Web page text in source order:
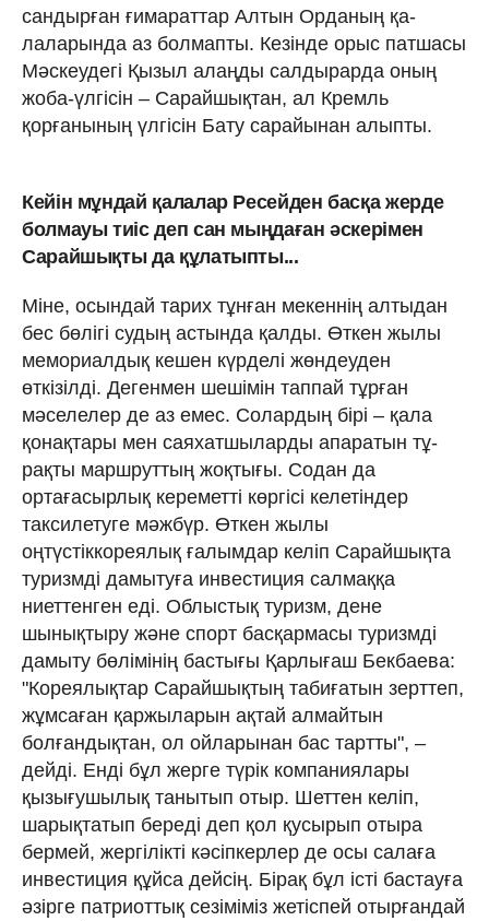
сандырған ғимараттар Алтын Орданың қа­
лаларында аз болмапты. Кезінде орыс патшасы
Мәскеудегі Қызыл алаңды салдырарда оның
жоба-үлгісін – Сарайшықтан, ал Кремль
қорғанының үлгісін Бату сарайынан алыпты.
Ке­йін мұндай қалалар Ресейден бас­қа жерде
болмауы тиіс деп сан мың­да­ған әскерімен
Сарайшықты да құлатып­ты...
Міне, осындай тарих тұнған мекеннің алтыдан
бес бөлігі судың астында қал­ды. Өткен жылы
мемориалдық ке­шен күрделі жөндеуден
өткізілді. Деген­мен шешімін таппай тұрған
мәселелер де аз емес. Солардың бірі – қала
қонақ­та­ры мен саяхатшыларды апаратын тұ­
рақ­ты маршруттың жоқтығы. Содан да
ортағасырлық кереметті көргісі келе­тін­дер
таксилетуге мәжбүр. Өткен жы­лы
оңтүстіккореялық ғалымдар келіп Сарайшықта
туризмді дамытуға ин­вес­тиция салмаққа
ниеттенген еді. Облыс­тық туризм, дене
шынықтыру және спорт басқармасы туризмді
дамыту бө­лі­мінің бастығы Қарлығаш Бекбаева:
"Кореялықтар Сарайшықтың табиғатын зерттеп,
жұмсаған қаржыларын ақтай алмайтын
болғандықтан, ол ойларынан бас тартты", –
дейді. Енді бұл жерге түрік ком­паниялары
қызығушылық танытып отыр. Шеттен келіп,
шарықтатып береді деп қол қусырып отыра
бермей, жергілікті кәсіпкерлер де осы салаға
инвестиция құйса дейсің. Бірақ бұл істі бастауға
әзір­ге патриоттық сезіміміз жетіспей отыр­ған­дай